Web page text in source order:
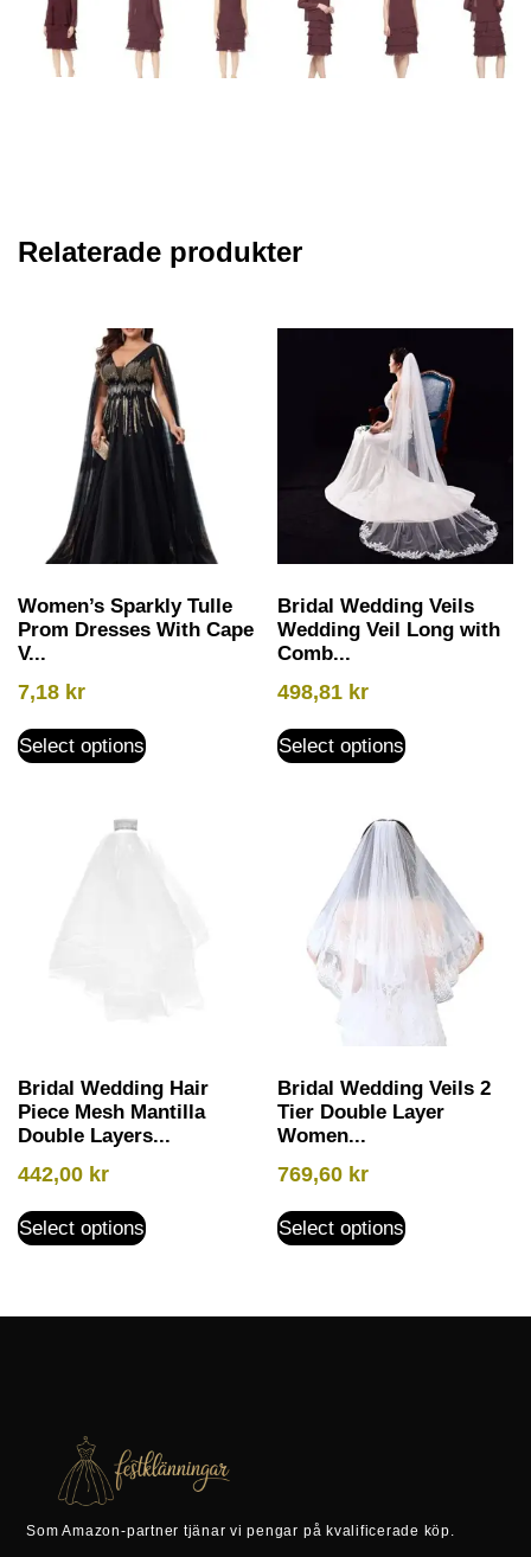
Relaterade produkter
Women’s Sparkly Tulle
Prom Dresses With Cape
V...
7,18 kr
Select options
Bridal Wedding Veils
Wedding Veil Long with
Comb...
498,81 kr
Select options
Bridal Wedding Hair
Piece Mesh Mantilla
Double Layers...
442,00 kr
Select options
Bridal Wedding Veils 2
Tier Double Layer
Women...
769,60 kr
Select options
Som Amazon-partner tjänar vi pengar på kvalificerade köp.